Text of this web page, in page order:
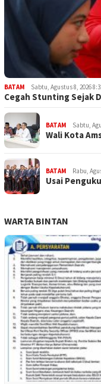
BATAM Sabtu, Agustus 8, 2026
Cegah Stunting Sejak
BATAM Sabtu,
Wali Kota
BATAM Rabu,
Usai
WARTA BINTAN